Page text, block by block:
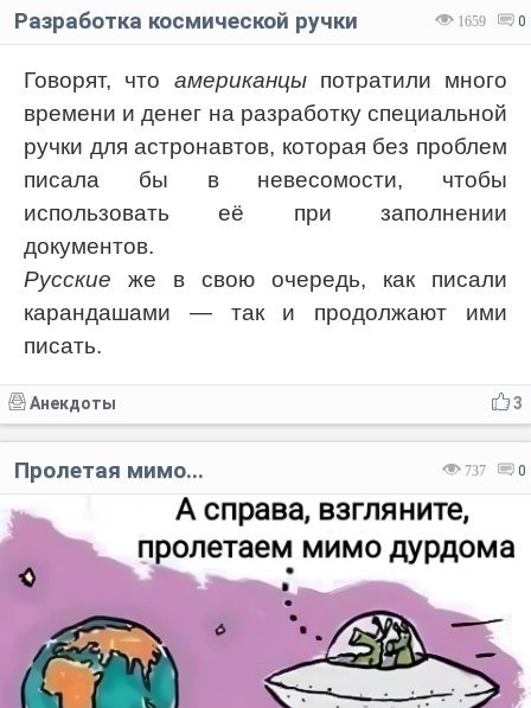
1659 0
Разработка космической ручки
Говорят, что американцыпотратили много
времени и денег на разработку специальной
ручки для астронавтов, которая без проблем
писала бы в невесомости, чтобы
использовать её при заполнении
документов.
Русские же в свою очередь, как писали
карандашами — так и продолжают ими
писать.
3
Анекдоты
737 0
Пролетая мимо...